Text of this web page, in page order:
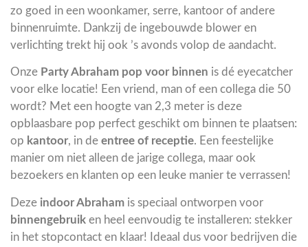
zo goed in een woonkamer, serre, kantoor of andere
binnenruimte. Dankzij de ingebouwde blower en
verlichting trekt hij ook ’s avonds volop de aandacht.
Onze Party Abraham pop voor binnen is dé eyecatcher
voor elke locatie! Een vriend, man of een collega die 50
wordt? Met een hoogte van 2,3 meter is deze
opblaasbare pop perfect geschikt om binnen te plaatsen:
op kantoor, in de entree of receptie. Een feestelijke
manier om niet alleen de jarige collega, maar ook
bezoekers en klanten op een leuke manier te verrassen!
Deze indoor Abraham is speciaal ontworpen voor
binnengebruik en heel eenvoudig te installeren: stekker
in het stopcontact en klaar! Ideaal dus voor bedrijven die